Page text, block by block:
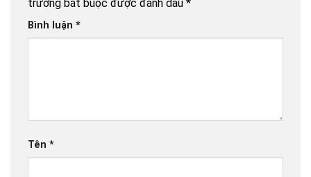
trường bắt buộc được đánh dấu *
Bình luận *
Tên *